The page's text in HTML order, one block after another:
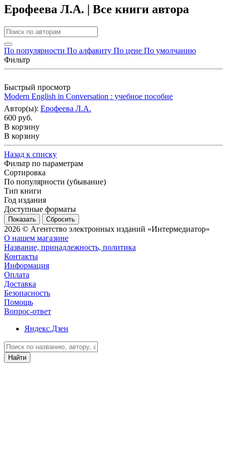
Ерофеева Л.А. | Все книги автора
По популярности По алфавиту По цене По умолчанию
Фильтр
Быстрый просмотр
Modern English in Conversation : учебное пособие
Автор(ы): Ерофеева Л.А.
600 руб.
В корзину
В корзину
Назад к списку
Фильтр по параметрам
Сортировка
По популярности (убывание)
Тип книги
Год издания
Доступные форматы
Сбросить
2026 © Агентство электронных изданий «Интермедиатор»
О нашем магазине
Название, принадлежность, политика
Контакты
Информация
Оплата
Доставка
Безопасность
Помощь
Вопрос-ответ
Яндекс.Дзен
Найти